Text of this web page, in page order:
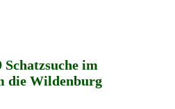
Schatzsuche im
die Wildenburg